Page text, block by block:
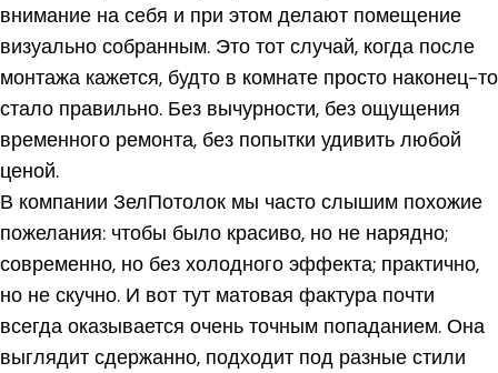
внимание на себя и при этом делают помещение
визуально собранным. Это тот случай, когда после
монтажа кажется, будто в комнате просто наконец-то
стало правильно. Без вычурности, без ощущения
временного ремонта, без попытки удивить любой
ценой.
В компании ЗелПотолок мы часто слышим похожие
пожелания: чтобы было красиво, но не нарядно;
современно, но без холодного эффекта; практично,
но не скучно. И вот тут матовая фактура почти
всегда оказывается очень точным попаданием. Она
выглядит сдержанно, подходит под разные стили